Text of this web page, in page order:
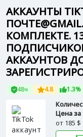
АККАУНТЫ
КОМПЛЕКТЕ.
АККАУНТОВ
48ч 4.8 1.3%
Цена за
от 185 $